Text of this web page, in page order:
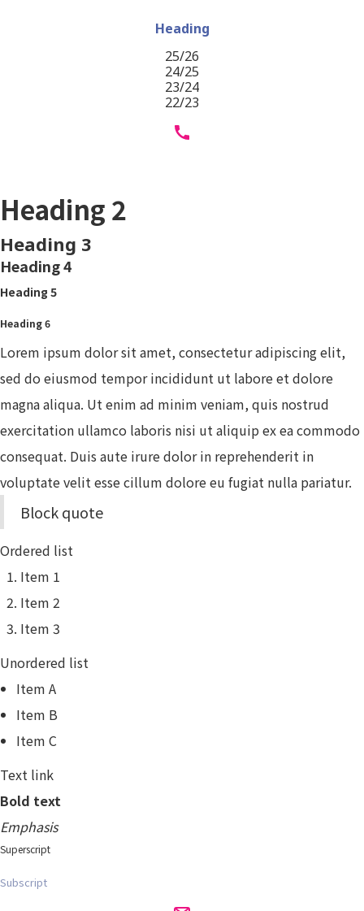
Heading
Heading 2
Heading 3
Heading 4
Heading 5
Heading 6
Lorem ipsum dolor sit amet, consectetur adipiscing elit,
sed do eiusmod tempor incididunt ut labore et dolore
magna aliqua. Ut enim ad minim veniam, quis nostrud
exercitation ullamco laboris nisi ut aliquip ex ea commodo
consequat. Duis aute irure dolor in reprehenderit in
voluptate velit esse cillum dolore eu fugiat nulla pariatur.
Block quote
Ordered list
Item 1
Item 2
Item 3
Unordered list
Item A
Item B
Item C
Text link
Bold text
Emphasis
Superscript
Subscript
25/26
24/25
23/24
22/23